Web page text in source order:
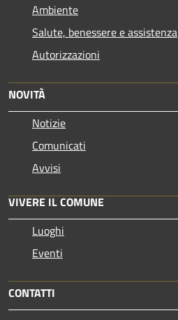
Ambiente
Salute, benessere e assistenza
Autorizzazioni
NOVITÀ
Notizie
Comunicati
Avvisi
VIVERE IL COMUNE
Luoghi
Eventi
CONTATTI